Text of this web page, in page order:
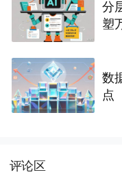
分
塑
数
点
评论区